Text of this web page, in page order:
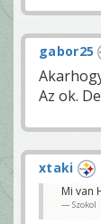
gabor25
Az ok.
xtaki
Mi van
Szokol